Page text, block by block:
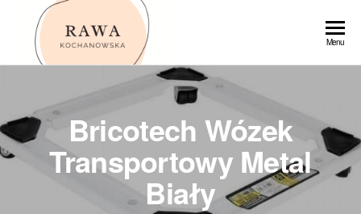
Przejdź
Menu
Bricotech Wózek
Transportowy Metal
Biały